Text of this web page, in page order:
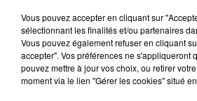
podcasts/2022/12/Le-jeu-de-
13-decembre.mp3
Vous pouvez accepter en cliquant sur
sélectionnant les finalités et/ou partenaires
Vous pouvez également refuser en cliquant
accepter". Vos préférences ne s'appliqueront
pouvez mettre à jour vos choix, ou retirer
moment via le lien "Gérer les cookies" situé